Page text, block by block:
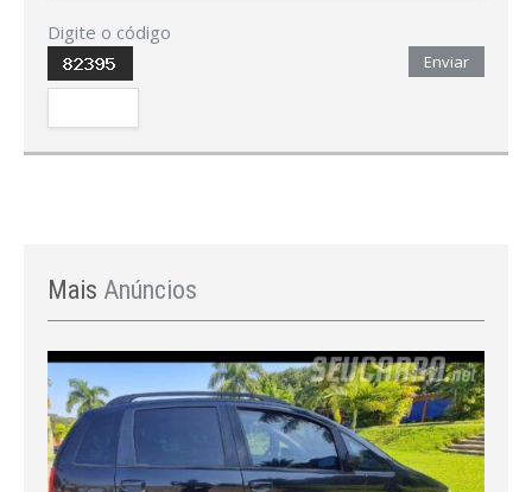
Digite o código
Enviar
Mais Anúncios